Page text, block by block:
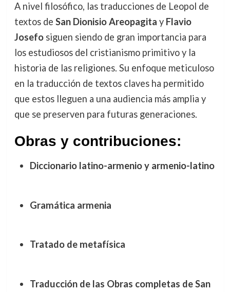
A nivel filosófico, las traducciones de Leopol de
textos de San Dionisio Areopagita y Flavio
Josefosiguen siendo de gran importancia para
los estudiosos del cristianismo primitivo y la
historia de las religiones. Su enfoque meticuloso
en la traducción de textos claves ha permitido
que estos lleguen a una audiencia más amplia y
que se preserven para futuras generaciones.
Obras y contribuciones:
Diccionario latino-armenio y armenio-latino
Gramática armenia
Tratado de metafísica
Traducción de las Obras completas de San